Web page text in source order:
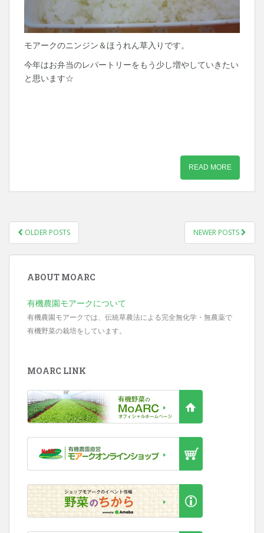
モアークのニンジン＆ほうれん草入りです。
今年はお弁当のレパートリーをもう少し増やしていきたい
と思います☆
READ MORE
POSTS NAVIGATION
OLDER POSTS NEWER POSTS
ABOUT MOARC
有機農園モアークについて
有機農園モアークでは、伝統草農法による完全無化学・無農薬で
有機野菜の栽培をしています。
MOARC LINK